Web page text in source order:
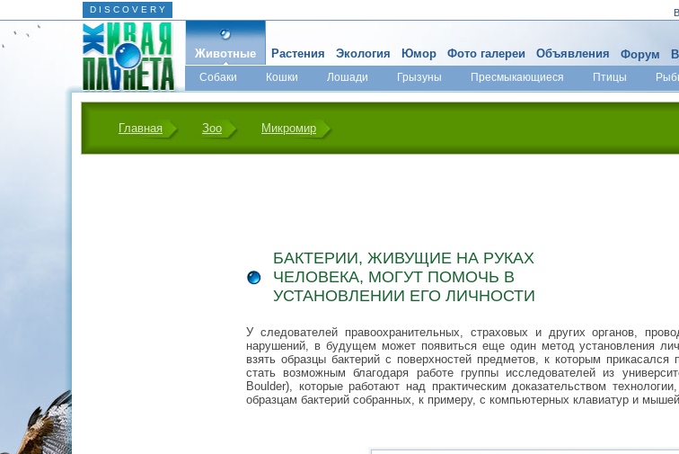
D I S C O V E R Y
Животные
Собаки Кошки Лошади Грызуны Пресмыкающиеся Птицы
Растения Экология Юмор Фото галереи Объявления Форум
Главная Зоо Микромир
БАКТЕРИИ, ЖИВУЩИЕ НА РУКАХ
ЧЕЛОВЕКА, МОГУТ ПОМОЧЬ В
УСТАНОВЛЕНИИ ЕГО ЛИЧНОСТИ
У следователей правоохранительных, страховых и других органов,
нарушений, в будущем может появиться еще один метод установления
взять образцы бактерий с поверхностей предметов, к которым
стать возможным благодаря работе группы исследователей из
Boulder), которые работают над практическим доказательством
образцам бактерий собранных, к примеру, с компьютерных клавиатур и